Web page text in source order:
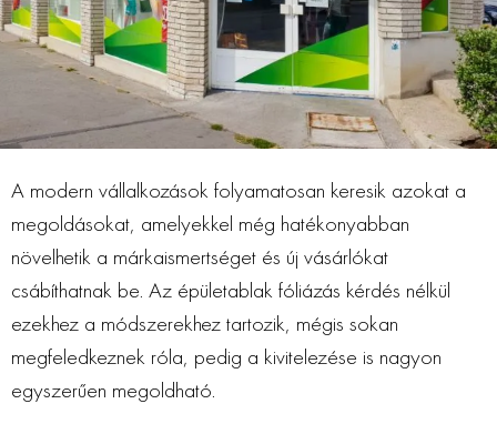
A modern vállalkozások folyamatosan keresik azokat a
megoldásokat, amelyekkel még hatékonyabban
növelhetik a márkaismertséget és új vásárlókat
csábíthatnak be. Az épületablak fóliázás kérdés nélkül
ezekhez a módszerekhez tartozik, mégis sokan
megfeledkeznek róla, pedig a kivitelezése is nagyon
egyszerűen megoldható.